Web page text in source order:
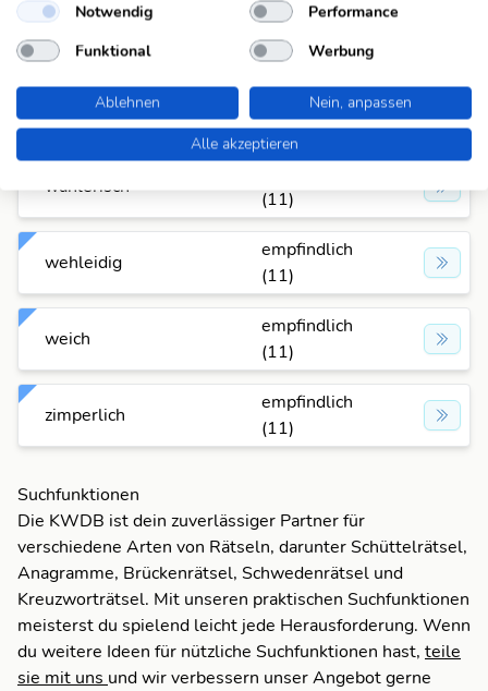
unruhig
empfindlich
(11)
verletzbar, feinfühlig
empfindlich
(11)
wählerisch
(11)
wehleidig
empfindlich
(11)
weich
empfindlich
(11)
zimperlich
empfindlich
(11)
Suchfunktionen
Die KWDB ist dein zuverlässiger Partner für
verschiedene Arten von Rätseln, darunter Schüttelrätsel,
Anagramme, Brückenrätsel, Schwedenrätsel und
Kreuzworträtsel. Mit unseren praktischen Suchfunktionen
meisterst du spielend leicht jede Herausforderung. Wenn
du weitere Ideen für nützliche Suchfunktionen hast, teile
sie mit uns und wir verbessern unser Angebot gerne
Notwendig
Performance
Funktional
Werbung
Ablehnen
Nein, anpassen
Alle akzeptieren